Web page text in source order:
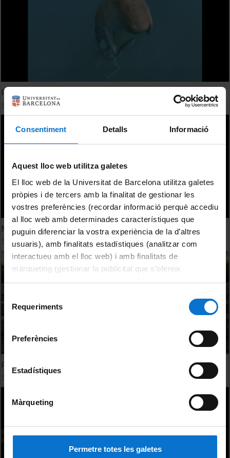
Consentiment Detalls Informació
Aquest lloc web utilitza galetes
El lloc web de la Universitat de Barcelona utilitza galetes
pròpies i de tercers amb la finalitat de gestionar les
vostres preferències (recordar informació perquè accediu
al lloc web amb determinades característiques que
puguin diferenciar la vostra experiència de la d’altres
usuaris), amb finalitats estadístiques (analitzar com
interactueu amb el lloc web) i amb finalitats de
màrqueting (gestionar la publicitat que s’ofereix
adequant-la en funció dels vostres hàbits de navegació).
consultar laPolítica de galetes del lloc web de la
Requeriments
Preferències
Estadístiques
Màrqueting
Permetre totes les galetes
Premis fotoNAT-UB 2023
5 desembre, 2023
Mostra fotoNAT-UB 2022
5 desembre, 2022
Premis fotoNAT-UB 2022
5 desembre, 2022